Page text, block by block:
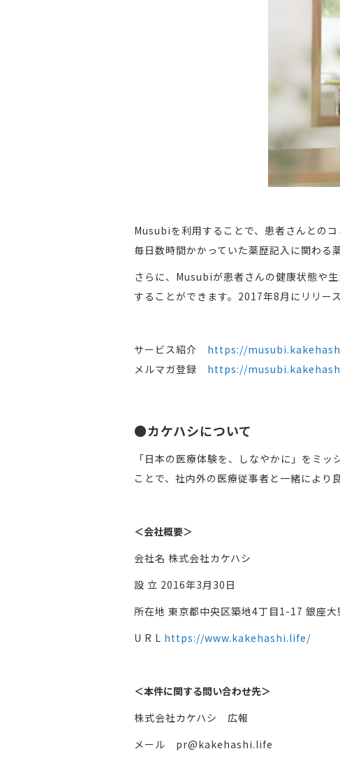
Musubiを利用することで、患者さんとの
毎日数時間かかっていた薬歴記入に関わる
さらに、Musubiが患者さんの健康状態や
することができます。2017年8月にリリー
サービス紹介 https://
メルマガ登録 https://
●カケハシについて
「日本の医療体験を、しなやかに」をミ
ことで、社内外の医療従事者と一緒により
＜会社概要＞
会社名 株式会社カケハシ
設 立 2016年3月30日
所在地 東京都中央区築地4丁目1-17 銀座大
U R L https://www.kakehashi.life/
＜本件に関する問い合わせ先＞
株式会社カケハシ 広報
メール pr@kakehashi.life